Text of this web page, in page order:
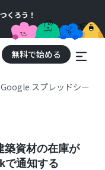
くろう！
無料で始める
Google スプレッドシート
築資材の在庫が
で通知する